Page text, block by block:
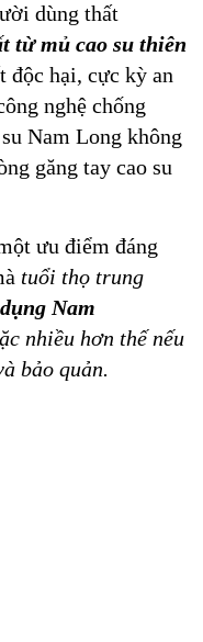
dùng thất
từ mủ cao su thiên
độc hại, cực kỳ an
nghệ chống
Nam Long không
găng tay cao su
ưu điểm đáng
tuổi thọ trung
Nam
nhiều hơn thế nếu
bảo quản.